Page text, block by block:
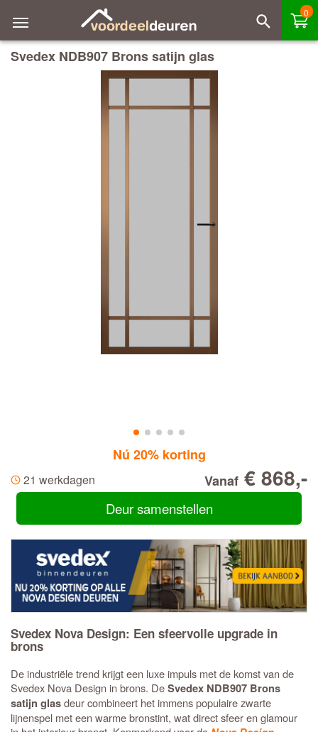
0
Svedex NDB907 Brons satijn glas
Nú 20% korting
21 werkdagen Vanaf € 868,-
Deur samenstellen
Svedex Nova Design: Een sfeervolle upgrade in
brons
De industriële trend krijgt een luxe impuls met de komst van de
Svedex Nova Design in brons. DeSvedex NDB907 Brons
satijn glasdeur combineert het immens populaire zwarte
lijnenspel met een warme bronstint, wat direct sfeer en glamour